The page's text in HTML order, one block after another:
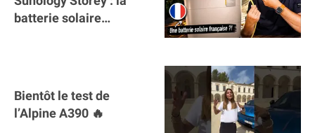
batterie solaire
Bientôt le test de
l’Alpine A390 🔥